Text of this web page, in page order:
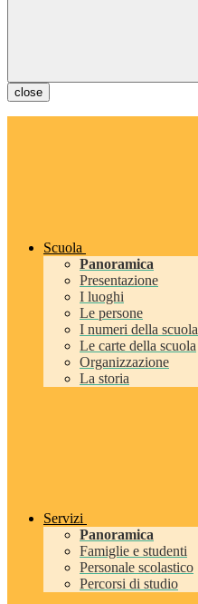
close
Scuola
Panoramica
Presentazione
I luoghi
Le persone
I numeri della scuola
Le carte della scuola
Organizzazione
La storia
Servizi
Panoramica
Famiglie e studenti
Personale scolastico
Percorsi di studio